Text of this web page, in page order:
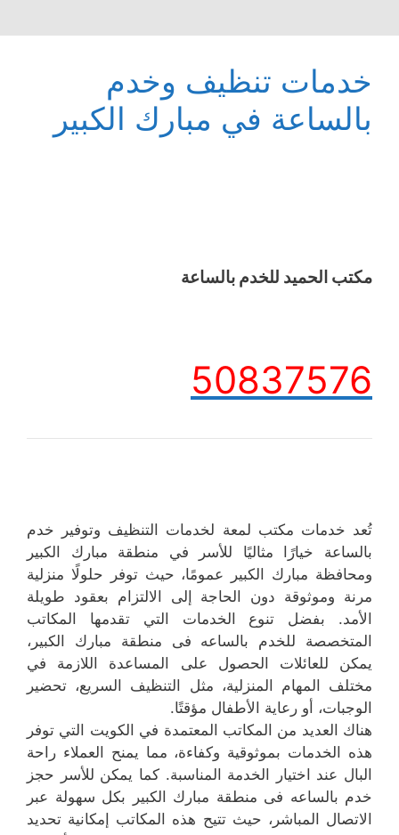
خدمات تنظيف وخدم
بالساعة في مبارك الكبير
مكتب الحميد للخدم بالساعة
50837576
تُعد خدمات مكتب لمعة لخدمات التنظيف وتوفير خدم
بالساعة خيارًا مثاليًا للأسر في منطقة مبارك الكبير
ومحافظة مبارك الكبير عمومًا، حيث توفر حلولًا منزلية
مرنة وموثوقة دون الحاجة إلى الالتزام بعقود طويلة
الأمد. بفضل تنوع الخدمات التي تقدمها المكاتب
المتخصصة للخدم بالساعه فى منطقة مبارك الكبير،
يمكن للعائلات الحصول على المساعدة اللازمة في
مختلف المهام المنزلية، مثل التنظيف السريع، تحضير
الوجبات، أو رعاية الأطفال مؤقتًا.
هناك العديد من المكاتب المعتمدة في الكويت التي توفر
هذه الخدمات بموثوقية وكفاءة، مما يمنح العملاء راحة
البال عند اختيار الخدمة المناسبة. كما يمكن للأسر حجز
خدم بالساعه فى منطقة مبارك الكبير بكل سهولة عبر
الاتصال المباشر، حيث تتيح هذه المكاتب إمكانية تحديد